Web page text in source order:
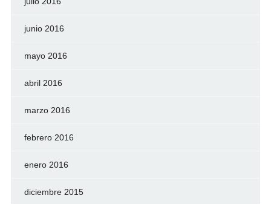
junio 2016
mayo 2016
abril 2016
marzo 2016
febrero 2016
enero 2016
diciembre 2015